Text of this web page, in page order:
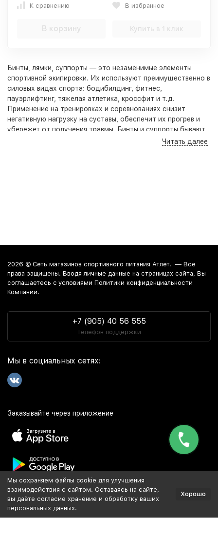
К сравнению В избранное
В корзину Купить в 1 клик
Бинты, лямки, суппорты — это незаменимые элементы
спортивной экипировки. Их используют преимущественно в
силовых видах спорта: бодибилдинг, фитнес,
пауэрлифтинг, тяжелая атлетика, кроссфит и т.д.
Применение на тренировках и соревнованиях снизит
негативную нагрузку на суставы, обеспечит их прогрев и
убережет от получения травмы. Бинты и суппорты бывают
как любительские, так и профессиональные, в зависимости
Читать далее
2026 © Сеть магазинов спортивного питания Атлет. — Все
права защищены. Вводя личные данные на страницах сайта, Вы
соглашаетесь c условиями Политики конфиденциальности
Компании.
+7 (905) 40 56 555
Телефон поддержки
Мы в социальных сетях:
Заказывайте через приложение
Популярное
Мы сохраняем файлы cookie для улучшения
взаимодействия с сайтом. Оставаясь на сайте,
вы даёте согласие хранение и обработку ваших
персональных данных.
Хорошо